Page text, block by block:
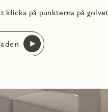
klicka på punkterna på